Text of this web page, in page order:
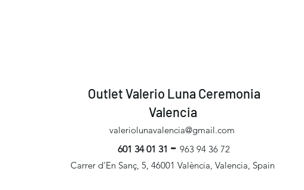
Outlet Valerio Luna Ceremonia
Valencia
valeriolunavalencia@gmail.com
601 34 01 31 - 963 94 36 72
Carrer d'En Sanç, 5, 46001 València, Valencia, Spain